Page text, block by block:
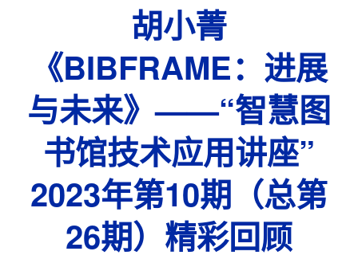
胡小菁
《BIBFRAME：进展
与未来》——“智慧图
书馆技术应用讲座”
2023年第10期（总第
26期）精彩回顾